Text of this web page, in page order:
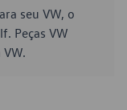
seu VW, o
Peças VW